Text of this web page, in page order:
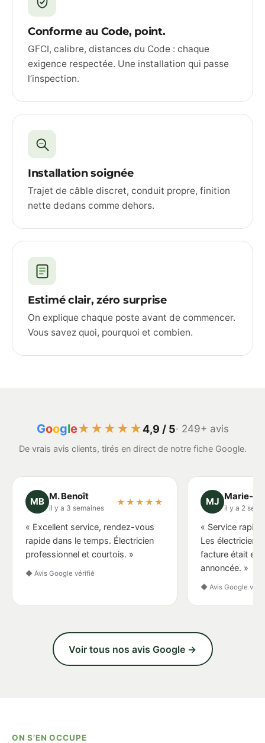
Conforme au Code, point.
GFCI, calibre, distances du Code : chaque
exigence respectée. Une installation qui passe
l’inspection.
Installation soignée
Trajet de câble discret, conduit propre, finition
nette dedans comme dehors.
Estimé clair, zéro surprise
On explique chaque poste avant de commencer.
Vous savez quoi, pourquoi et combien.
Google★★★★★4,9 / 5· 249+ avis
De vrais avis clients, tirés en direct de notre fiche Google.
MB M. Benoît
il y a 3 semaines
★★★★★
« Excellent service, rendez-vous
rapide dans le temps. Électricien
professionnel et courtois. »
◆ Avis Google vérifié
MJ Marie-
il y a 2
« Service
Les
facture était
annoncée. »
◆ Avis Google
Voir tous nos avis Google →
ON S’EN OCCUPE